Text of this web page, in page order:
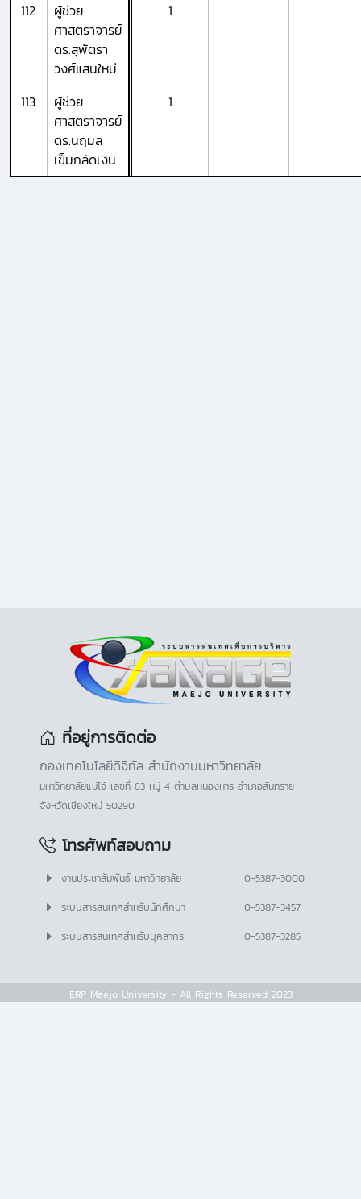
112.
ผู้ช่วย
ศาสตราจารย์
ดร.สุพัตรา
วงศ์แสนใหม่
1
113.
ผู้ช่วย
ศาสตราจารย์
ดร.นฤมล
เข็มกลัดเงิน
1
ที่อยู่การติดต่อ
กองเทคโนโลยีดิจิทัล สำนักงานมหาวิทยาลัย
มหาวิทยาลัยแม่โจ้ เลขที่ 63 หมู่ 4 ตำบลหนองหาร อำเภอสันทราย
จังหวัดเชียงใหม่ 50290
โทรศัพท์สอบถาม
งานประชาสัมพันธ์ มหาวิทยาลัย
0-5387-3000
ระบบสารสนเทศสำหรับนักศึกษา
0-5387-3457
ระบบสารสนเทศสำหรับบุคลากร
0-5387-3285
ERP Maejo University - All Rights Reserved 2023